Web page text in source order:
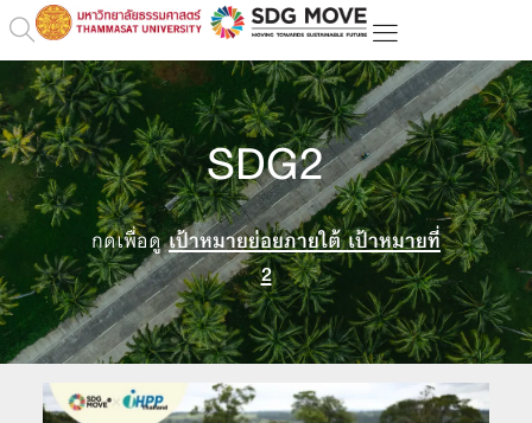
SDG2
กดเพื่อดูเป้าหมายย่อยภายใต้ เป้าหมายที่
2